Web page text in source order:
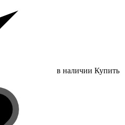
в наличии Купить